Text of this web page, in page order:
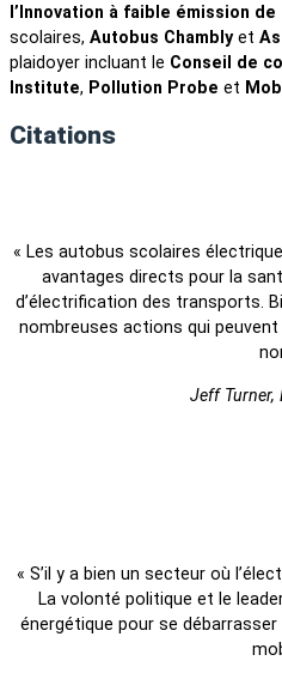
l’Innovation à faible émission
scolaires, Autobus Chamblyet
plaidoyer incluant le Conseil de
Institute, Pollution Probe et
Citations
« Les autobus scolaires
avantages directs pour la
d’électrification des transports.
nombreuses actions qui
Jeff Turner,
« S’il y a bien un secteur où
La volonté politique et le
énergétique pour se